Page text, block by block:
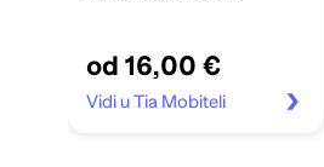
od 16,00 €
Vidi u Tia Mobiteli